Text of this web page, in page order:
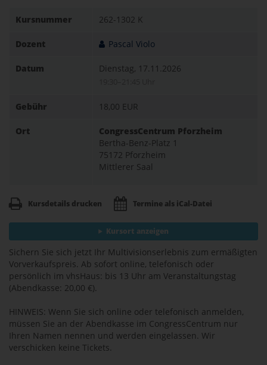
Kursnummer 262-1302 K
Dozent Pascal Violo
Datum Dienstag, 17.11.2026
Gebühr 18,00 EUR
Ort
CongressCentrum Pforzheim
Bertha-Benz-Platz 1
75172 Pforzheim
Mittlerer Saal
Kursdetails drucken Termine als iCal-Datei
Kursort anzeigen
Sichern Sie sich jetzt Ihr Multivisionserlebnis zum ermäßigten
Vorverkaufspreis. Ab sofort online, telefonisch oder
persönlich im vhsHaus: bis 13 Uhr am Veranstaltungstag
(Abendkasse: 20,00 €).
HINWEIS: Wenn Sie sich online oder telefonisch anmelden,
müssen Sie an der Abendkasse im CongressCentrum nur
Ihren Namen nennen und werden eingelassen. Wir
verschicken keine Tickets.